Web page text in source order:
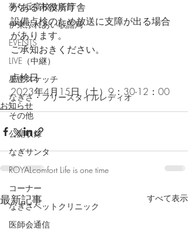
夢ケ丘高校放送部
伊東ふれあい歌謡局
EVENTS
LIVE（中継）
星空スケッチ
なぎさ・フリースタイルレディオ
その他
公開収録
なぎサンタ
ROYALcomfort Life is one time
コーナー
なぎさペットクリニック
医師会通信
がある市役所庁舎
設備点検のため放送に支障が出る場合
があります。
ご承知おきください。
点検日
2023年4月15日（土）9：30-12：00
お知らせ
最新記事 すべて表示